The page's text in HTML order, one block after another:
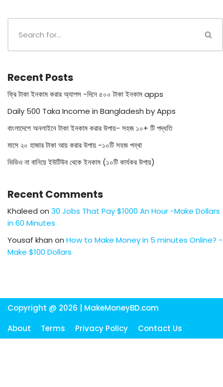
Recent Posts
ফ্রি টাকা ইনকাম করার অ্যাপস -দিনে ৫০০ টাকা ইনকাম apps
Daily 500 Taka Income in Bangladesh by Apps
বাংলাদেশে অনলাইনে টাকা ইনকাম করার উপায়- সহজ ১০+ টি পদ্ধতি
মাসে ২০ হাজার টাকা আয় করার উপায় -১০টি সহজ পন্থা
ভিডিও না বানিয়ে ইউটিউব থেকে ইনকাম (১০টি কার্যকর উপায়)
Recent Comments
Khaleed on 30 Jobs That Pay $1000 An Hour -Make Dollars
in 60 Minutes
Yousaf khan on How to Make Money in 5 minutes Online? -
Make $100 Dollars
Copyright @ 2026 | MakeMoneyBD.com
About
Terms Privacy Policy Contact Us